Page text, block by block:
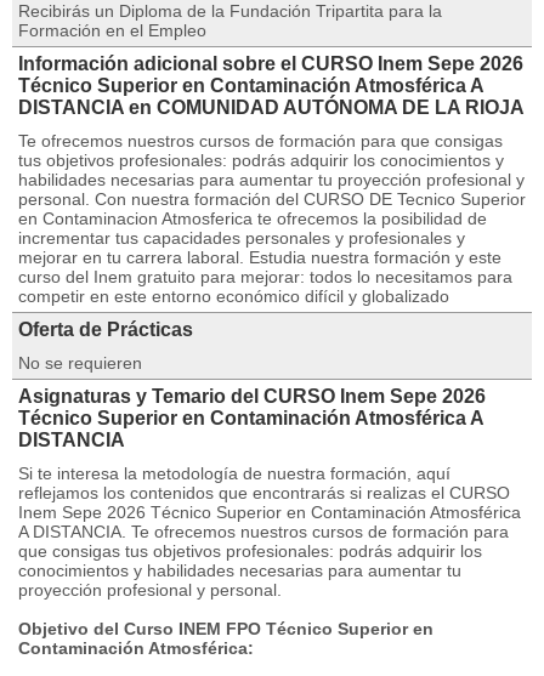
Recibirás un Diploma de la Fundación Tripartita para la
Formación en el Empleo
Información adicional sobre el CURSO Inem Sepe 2026
Técnico Superior en Contaminación Atmosférica A
DISTANCIA en COMUNIDAD AUTÓNOMA DE LA RIOJA
Te ofrecemos nuestros cursos de formación para que consigas
tus objetivos profesionales: podrás adquirir los conocimientos y
habilidades necesarias para aumentar tu proyección profesional y
personal. Con nuestra formación del CURSO DE Tecnico Superior
en Contaminacion Atmosferica te ofrecemos la posibilidad de
incrementar tus capacidades personales y profesionales y
mejorar en tu carrera laboral. Estudia nuestra formación y este
curso del Inem gratuito para mejorar: todos lo necesitamos para
competir en este entorno económico difícil y globalizado
Oferta de Prácticas
No se requieren
Asignaturas y Temario del CURSO Inem Sepe 2026
Técnico Superior en Contaminación Atmosférica A
DISTANCIA
Si te interesa la metodología de nuestra formación, aquí
reflejamos los contenidos que encontrarás si realizas el CURSO
Inem Sepe 2026 Técnico Superior en Contaminación Atmosférica
A DISTANCIA. Te ofrecemos nuestros cursos de formación para
que consigas tus objetivos profesionales: podrás adquirir los
conocimientos y habilidades necesarias para aumentar tu
proyección profesional y personal.
Objetivo del Curso INEM FPO Técnico Superior en
Contaminación Atmosférica: